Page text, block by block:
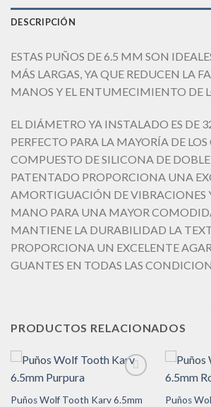
DESCRIPCIÓN
ESTAS PUÑOS DE 6.5 MM SON
MÁS LARGAS, YA QUE REDUCEN LA
MANOS Y EL ENTUMECIMIENTO DE
EL DIÁMETRO YA INSTALADO ES DE
PERFECTO PARA LA MAYORÍA DE LOS
COMPUESTO DE SILICONA DE
PATENTADO PROPORCIONA UNA
AMORTIGUACIÓN DE VIBRACIONES
MANO PARA UNA MAYOR
MANTIENE LA DURABILIDAD LA
PROPORCIONA UN EXCELENTE
GUANTES EN TODAS LAS
PRODUCTOS RELACIONADOS
Puños Wolf Tooth Karv 6.5mm
Puños